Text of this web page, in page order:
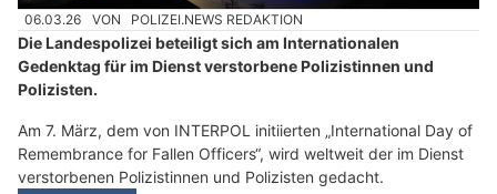
06.03.26 VON POLIZEI.NEWS REDAKTION
Die Landespolizei beteiligt sich am Internationalen
Gedenktag für im Dienst verstorbene Polizistinnen und
Polizisten.
Am 7. März, dem von INTERPOL initiierten „International Day of
Remembrance for Fallen Officers“, wird weltweit der im Dienst
verstorbenen Polizistinnen und Polizisten gedacht.